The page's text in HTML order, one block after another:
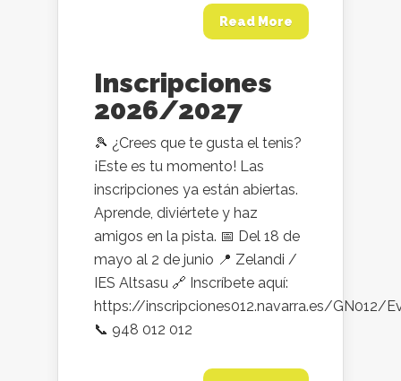
Read More
Inscripciones
2026/2027
🎾 ¿Crees que te gusta el tenis?
¡Este es tu momento! Las
inscripciones ya están abiertas.
Aprende, diviértete y haz
amigos en la pista. 📅 Del 18 de
mayo al 2 de junio 📍 Zelandi /
IES Altsasu 🔗 Inscríbete aquí:
https://inscripciones012.navarra.es/GN012/
📞 948 012 012